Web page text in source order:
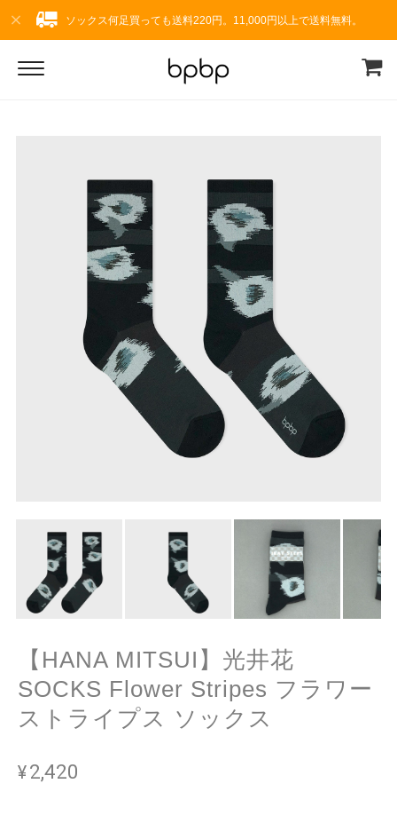
ソックス何足買っても送料220円。11,000円以上で送料無料。
【HANA MITSUI】光井花
SOCKS Flower Stripes フラワー
ストライプス ソックス
¥2,420